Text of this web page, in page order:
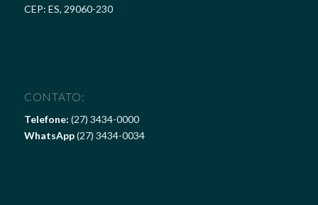
CEP: ES, 29060-230
CONTATO:
Telefone: (27) 3434-0000
WhatsApp(27) 3434-0034